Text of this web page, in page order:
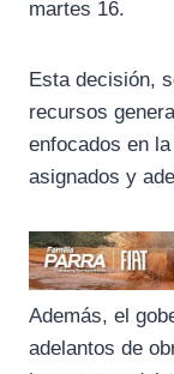
martes 16.
Esta decisión,
recursos
enfocados en
asignados y
Además, el
adelantos de